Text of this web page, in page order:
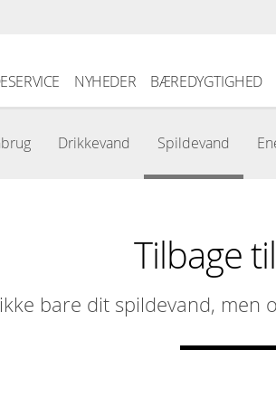
NYHEDER BÆREDYGTIGHED
Drikkevand Spildevand
Tilbage
bare dit spildevand, men